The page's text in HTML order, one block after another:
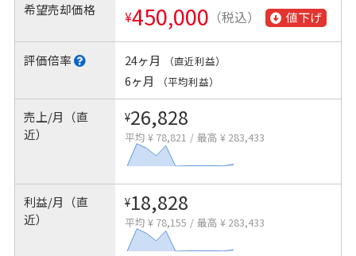
希望売却価格 ¥450,000 （税込） 値下げ
評価倍率 24ヶ月 （直近利益）
6ヶ月 （平均利益）
売上/月（直
近）
¥26,828
平均 ¥ 78,821 / 最高 ¥ 283,433
利益/月（直
近）
¥18,828
平均 ¥ 78,155 / 最高 ¥ 283,433